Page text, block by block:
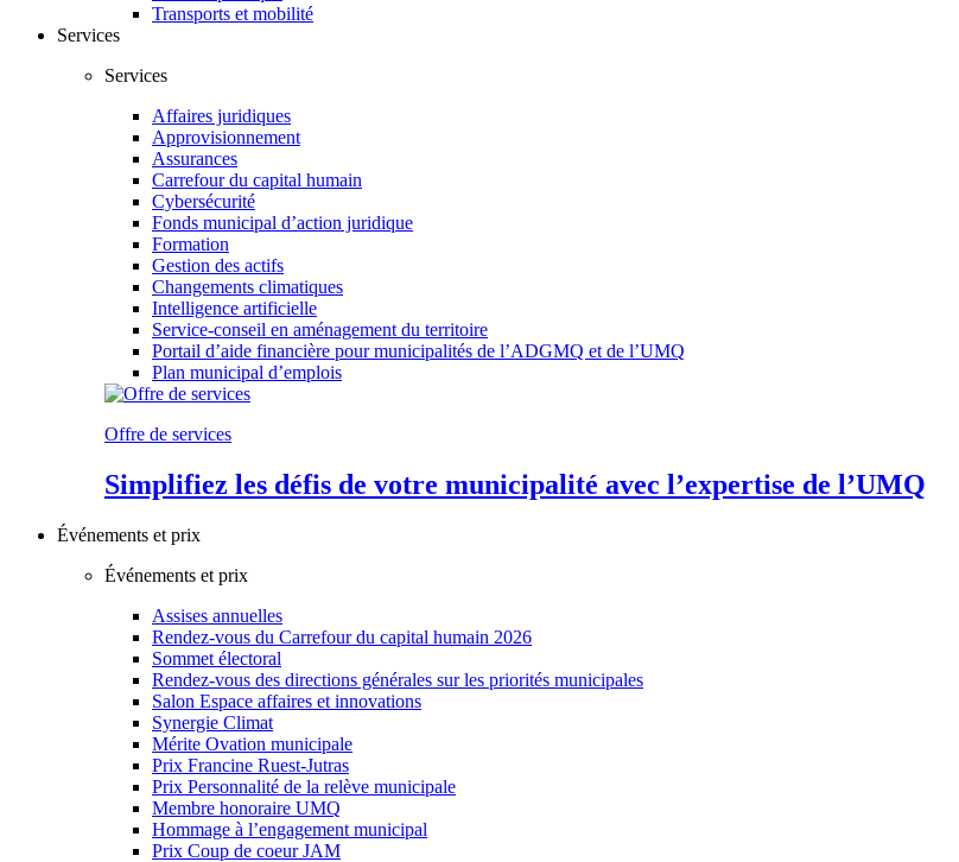
Transports et mobilité
Services
Services
Affaires juridiques
Approvisionnement
Assurances
Carrefour du capital humain
Cybersécurité
Fonds municipal d’action juridique
Formation
Gestion des actifs
Changements climatiques
Intelligence artificielle
Service-conseil en aménagement du territoire
Portail d’aide financière pour municipalités de l’ADGMQ et de l’UMQ
Plan municipal d’emplois
Offre de services
Simplifiez les défis de votre municipalité avec l’expertise de l’UMQ
Événements et prix
Événements et prix
Assises annuelles
Rendez-vous du Carrefour du capital humain 2026
Sommet électoral
Rendez-vous des directions générales sur les priorités municipales
Salon Espace affaires et innovations
Synergie Climat
Mérite Ovation municipale
Prix Francine Ruest-Jutras
Prix Personnalité de la relève municipale
Membre honoraire UMQ
Hommage à l’engagement municipal
Prix Coup de coeur JAM